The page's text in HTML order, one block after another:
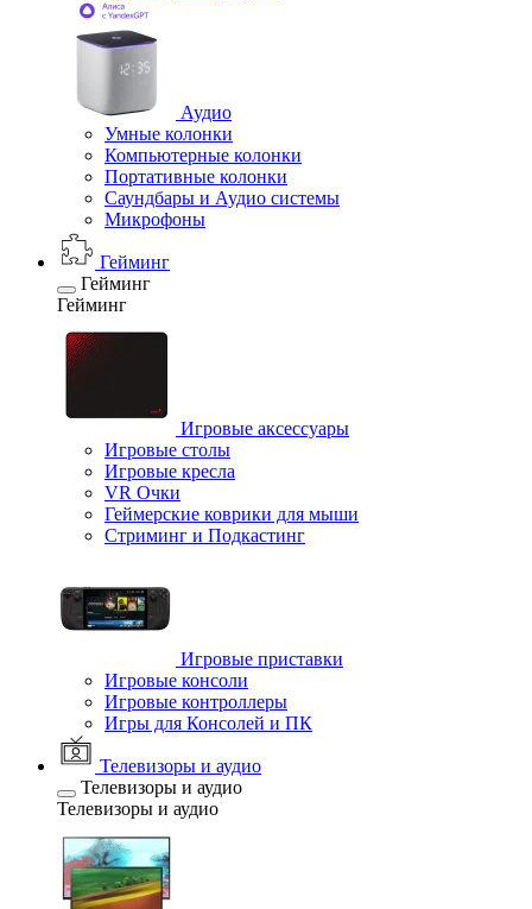
Аудио
Умные колонки
Компьютерные колонки
Портативные колонки
Саундбары и Аудио системы
Микрофоны
Гейминг
Гейминг
Гейминг
Игровые аксессуары
Игровые столы
Игровые кресла
VR Очки
Геймерские коврики для мыши
Стриминг и Подкастинг
Игровые приставки
Игровые консоли
Игровые контроллеры
Игры для Консолей и ПК
Телевизоры и аудио
Телевизоры и аудио
Телевизоры и аудио